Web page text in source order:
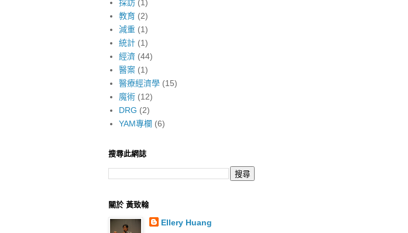
採訪 (1)
教育 (2)
減重 (1)
統計 (1)
經濟 (44)
醫案 (1)
醫療經濟學 (15)
魔術 (12)
DRG (2)
YAM專欄 (6)
搜尋此網誌
關於 黃致翰
Ellery Huang